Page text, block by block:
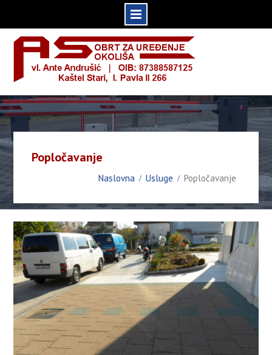
Popločavanje
Naslovna Usluge Popločavanje